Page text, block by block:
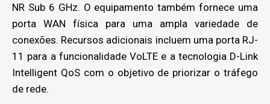
NR Sub 6 GHz. O equipamento também fornece uma
porta WAN física para uma ampla variedade de
conexões. Recursos adicionais incluem uma porta RJ-
11 para a funcionalidade VoLTE e a tecnologia D-Link
Intelligent QoS com o objetivo de priorizar o tráfego
de rede.